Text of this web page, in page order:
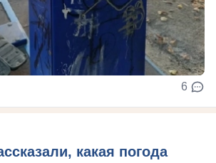
6
какая погода